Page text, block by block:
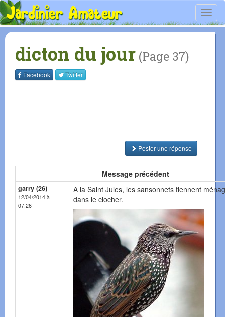
dicton du jour (Page 37)
Facebook Twitter
Poster une réponse
Message précédent
garry (26)
12/04/2014 à
07:26
A la Saint Jules, les sansonnets tiennent
dans le clocher.